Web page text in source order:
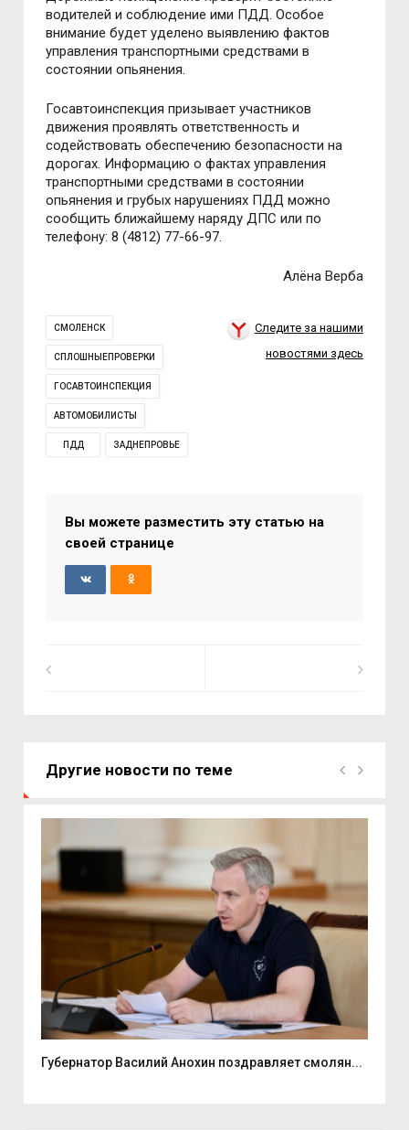
водителей и соблюдение ими ПДД. Особое
внимание будет уделено выявлению фактов
управления транспортными средствами в
состоянии опьянения.
Госавтоинспекция призывает участников
движения проявлять ответственность и
содействовать обеспечению безопасности на
дорогах. Информацию о фактах управления
транспортными средствами в состоянии
опьянения и грубых нарушениях ПДД можно
сообщить ближайшему наряду ДПС или по
телефону: 8 (4812) 77-66-97.
Алёна Верба
СМОЛЕНСК
СПЛОШНЫЕПРОВЕРКИ
ГОСАВТОИНСПЕКЦИЯ
АВТОМОБИЛИСТЫ
ПДД ЗАДНЕПРОВЬЕ
Следите за нашими
новостями здесь
Вы можете разместить эту статью на
своей странице
Другие новости по теме
Губернатор Василий Анохин поздравляет смолян...